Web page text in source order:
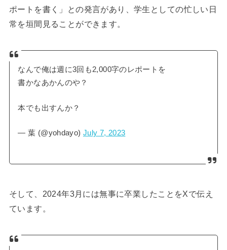
ポートを書く」との発言があり、学生としての忙しい日
常を垣間見ることができます。
なんで俺は週に3回も2,000字のレポートを
書かなあかんのや？
本でも出すんか？
— 葉 (@yohdayo) July 7, 2023
そして、2024年3月には無事に卒業したことをXで伝え
ています。